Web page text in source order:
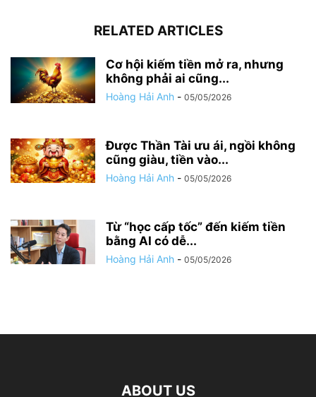
RELATED ARTICLES
Cơ hội kiếm tiền mở ra, nhưng
không phải ai cũng...
Hoàng Hải Anh - 05/05/2026
Được Thần Tài ưu ái, ngồi không
cũng giàu, tiền vào...
Hoàng Hải Anh - 05/05/2026
Từ “học cấp tốc” đến kiếm tiền
bằng AI có dễ...
Hoàng Hải Anh - 05/05/2026
ABOUT US